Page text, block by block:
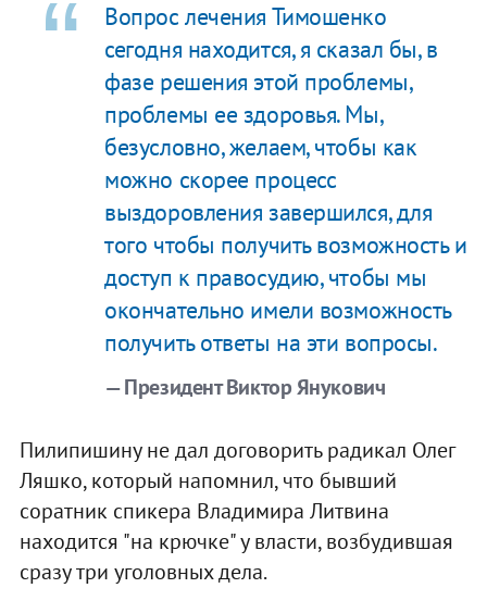
Вопрос лечения Тимошенко
сегодня находится, я сказал бы, в
фазе решения этой проблемы,
проблемы ее здоровья. Мы,
безусловно, желаем, чтобы как
можно скорее процесс
выздоровления завершился, для
того чтобы получить возможность и
доступ к правосудию, чтобы мы
окончательно имели возможность
получить ответы на эти вопросы.
— Президент Виктор Янукович
Пилипишину не дал договорить радикал Олег
Ляшко, который напомнил, что бывший
соратник спикера Владимира Литвина
находится "на крючке" у власти, возбудившая
сразу три уголовных дела.